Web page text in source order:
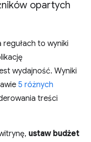
opartych
to wyniki
wydajność. Wyniki
5 różnych
treści
ustaw budżet